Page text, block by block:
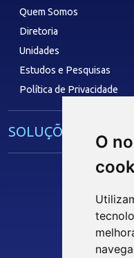
O
Quem Somos
Diretoria
Unidades
Estudos e Pesquisas
Política de Privacidade
SOLUÇÕES E
Núcleo de Acesso ao
Centro Internacional de
Siga